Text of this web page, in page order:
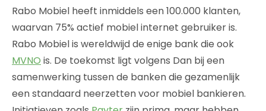
Rabo Mobiel heeft inmiddels een 100.000 klanten,
waarvan 75% actief mobiel internet gebruiker is.
Rabo Mobiel is wereldwijd de enige bank die ook
MVNO is. De toekomst ligt volgens Dan bij een
samenwerking tussen de banken die gezamenlijk
een standaard neerzetten voor mobiel bankieren.